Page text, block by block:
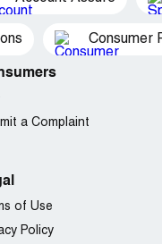
Consumer
a Complaint
of Use
Policy